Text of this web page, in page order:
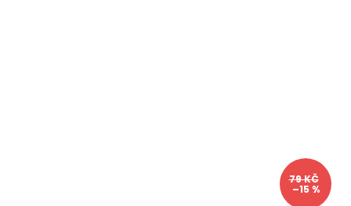
79 KČ
–15 %